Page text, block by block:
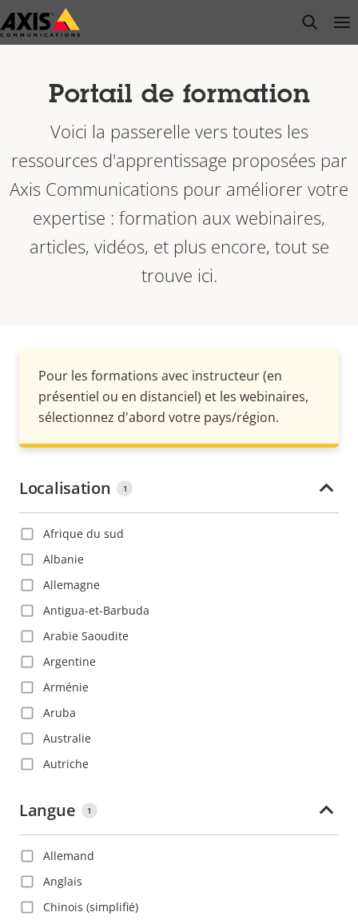
Passer
au
open
Portail de formation
Voici la passerelle vers toutes les
ressources d'apprentissage proposées par
Axis Communications pour améliorer votre
expertise : formation aux webinaires,
articles, vidéos, et plus encore, tout se
trouve ici.
Pour les formations avec instructeur (en
présentiel ou en distanciel) et les webinaires,
sélectionnez d'abord votre pays/région.
Localisation 1
Afrique du sud
Albanie
Allemagne
Antigua-et-Barbuda
Arabie Saoudite
Argentine
Arménie
Aruba
Australie
Autriche
Bahamas
Bahreïn
Belgique
Langue 1
Allemand
Anglais
Chinois (simplifié)